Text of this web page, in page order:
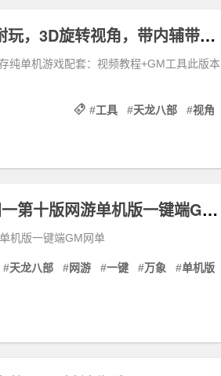
天龙八部经典085端,非常完善且耐玩，3D旋转视角，带内辅带Gm工具
纯单机游戏配套：视频教程+GM工具此版本
#工具 #天龙八部 #视角
天龙八部完美版天龙八部3万象归一第十版网游单机版一键端GM网单
机版一键端GM网单
#天龙八部 #网游 #一键 #万象 #单机版